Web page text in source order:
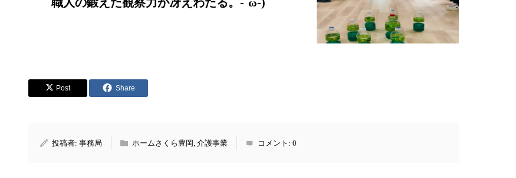
Post Share
投稿者: 事務局 ホームさくら豊岡 介護事業 コメント: 0